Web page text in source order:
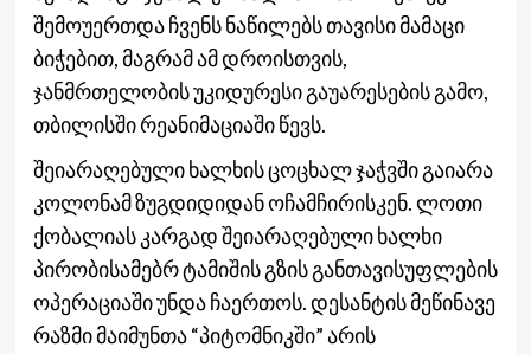
შემოუერთდა ჩვენს ნაწილებს თავისი მამაცი
ბიჭებით, მაგრამ ამ დროისთვის,
ჯანმრთელობის უკიდურესი გაუარესების გამო,
თბილისში რეანიმაციაში წევს.
შეიარაღებული ხალხის ცოცხალ ჯაჭვში გაიარა
კოლონამ ზუგდიდიდან ოჩამჩირისკენ. ლოთი
ქობალიას კარგად შეიარაღებული ხალხი
პირობისამებრ ტამიშის გზის განთავისუფლების
ოპერაციაში უნდა ჩაერთოს. დესანტის მეწინავე
რაზმი მაიმუნთა “პიტომნიკში” არის